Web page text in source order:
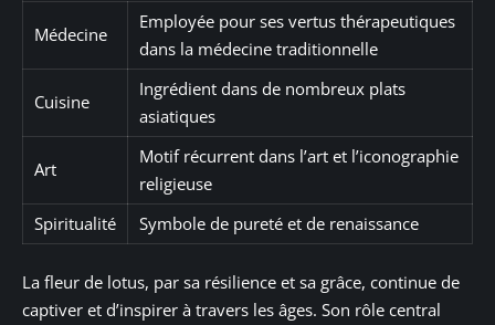
Médecine
Employée pour ses vertus thérapeutiques
dans la médecine traditionnelle
Cuisine
Ingrédient dans de nombreux plats
asiatiques
Art
Motif récurrent dans l’art et l’iconographie
religieuse
Spiritualité
Symbole de pureté et de renaissance
La fleur de lotus, par sa résilience et sa grâce, continue de
captiver et d’inspirer à travers les âges. Son rôle central